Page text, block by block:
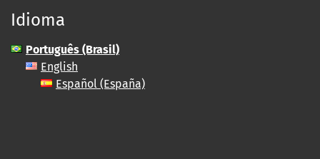
Idioma
Português (Brasil)
English
Español (España)